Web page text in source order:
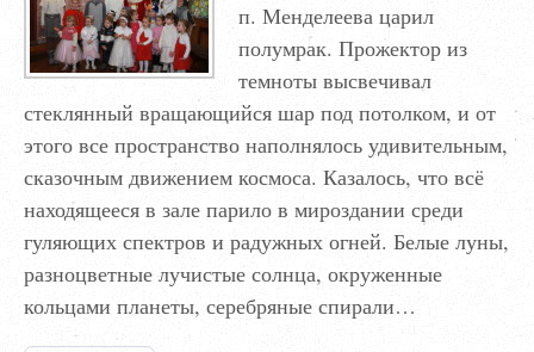
п. Менделеева царил
полумрак. Прожектор из
темноты высвечивал
стеклянный вращающийся шар под потолком, и от
этого все пространство наполнялось удивительным,
сказочным движением космоса. Казалось, что всё
находящееся в зале парило в мироздании среди
гуляющих спектров и радужных огней. Белые луны,
разноцветные лучистые солнца, окруженные
кольцами планеты, серебряные спирали…